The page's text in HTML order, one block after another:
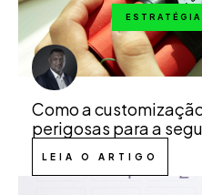
Como a
perigosas para a
LEIA O ARTIGO